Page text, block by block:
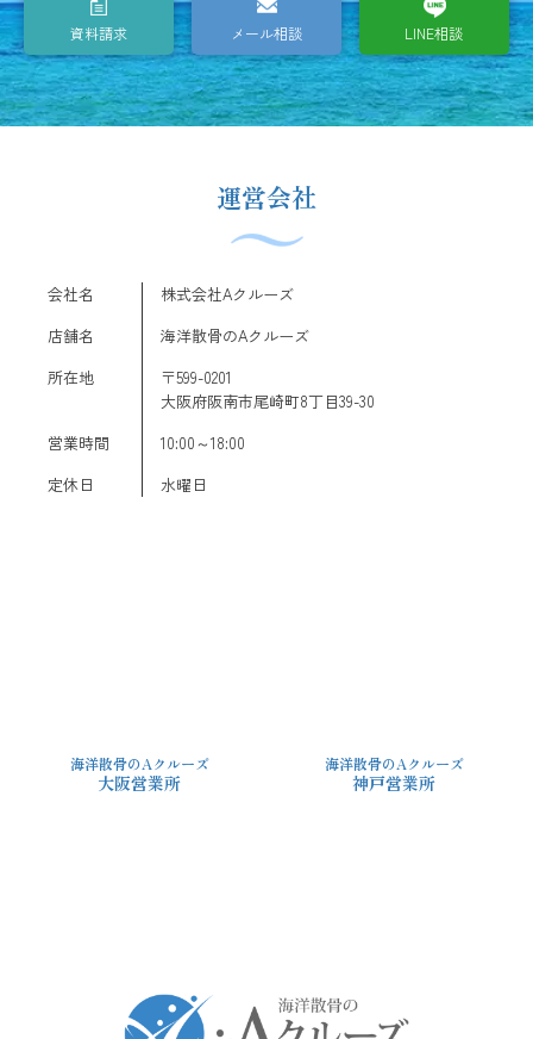
資料請求 メール相談 LINE相談
運営会社
会社名
株式会社Aクルーズ
店舗名
海洋散骨のAクルーズ
所在地
〒599-0201
大阪府阪南市尾崎町8丁目39-30
営業時間
10:00～18:00
定休日
水曜日
海洋散骨のAクルーズ
大阪営業所
海洋散骨のAクルーズ
神戸営業所